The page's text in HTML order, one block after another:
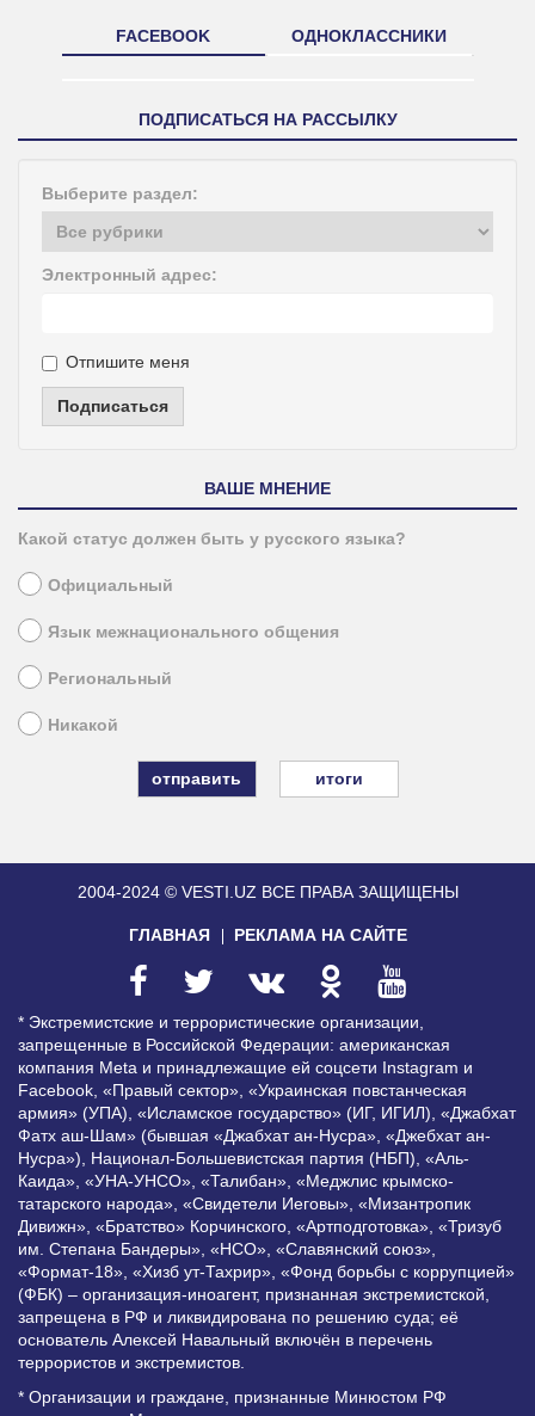
FACEBOOK ОДНОКЛАССНИКИ
ПОДПИСАТЬСЯ НА РАССЫЛКУ
Выберите раздел:
Электронный адрес:
Отпишите меня
Подписаться
ВАШЕ МНЕНИЕ
Какой статус должен быть у русского языка?
Официальный
Язык межнационального общения
Региональный
Никакой
итоги
2004-2024 © VESTI.UZ ВСЕ ПРАВА ЗАЩИЩЕНЫ
ГЛАВНАЯ РЕКЛАМА НА САЙТЕ
* Экстремистские и террористические организации,
запрещенные в Российской Федерации: американская
компания Meta и принадлежащие ей соцсети Instagram и
Facebook, «Правый сектор», «Украинская повстанческая
армия» (УПА), «Исламское государство» (ИГ, ИГИЛ), «Джабхат
Фатх аш-Шам» (бывшая «Джабхат ан-Нусра», «Джебхат ан-
Нусра»), Национал-Большевистская партия (НБП), «Аль-
Каида», «УНА-УНСО», «Талибан», «Меджлис крымско-
татарского народа», «Свидетели Иеговы», «Мизантропик
Дивижн», «Братство» Корчинского, «Артподготовка», «Тризуб
им. Степана Бандеры», «НСО», «Славянский союз»,
«Формат-18», «Хизб ут-Тахрир», «Фонд борьбы с коррупцией»
(ФБК) – организация-иноагент, признанная экстремистской,
запрещена в РФ и ликвидирована по решению суда; её
основатель Алексей Навальный включён в перечень
террористов и экстремистов.
* Организации и граждане, признанные Минюстом РФ